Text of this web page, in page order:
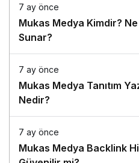
7 ay önce
Mukas Medya Kimdir?
Sunar?
7 ay önce
Mukas Medya Tanıtım
Nedir?
7 ay önce
Mukas Medya Backlink